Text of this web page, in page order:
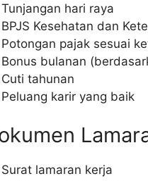
Tunjangan hari raya
BPJS Kesehatan dan
Potongan pajak sesuai
Bonus bulanan
Cuti tahunan
Peluang karir yang baik
Surat lamaran kerja